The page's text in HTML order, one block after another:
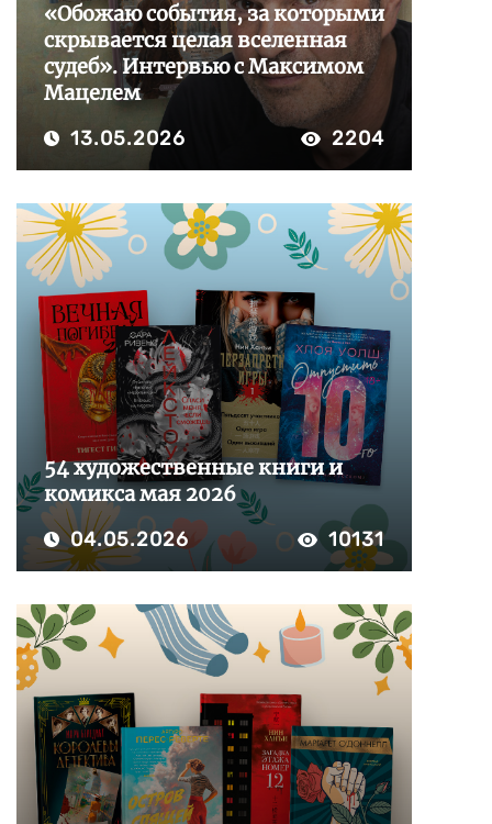
«Обожаю события, за которыми
скрывается целая вселенная
судеб». Интервью с Максимом
Мацелем
13.05.2026 2204
54 художественные книги и
комикса мая 2026
04.05.2026 10131